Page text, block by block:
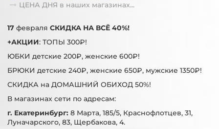
ЦЕНА ДНЯ в наших магазинах...
17 февраля СКИДКА НА ВСЁ 40%!
+АКЦИИ: ТОПЫ 300₽!
ЮБКИ детские 200₽, женские 600₽!
БРЮКИ детские 240₽, женские 650₽, мужские 1350₽!
СКИДКА на ДОМАШНИЙ ОБИХОД 50%!
В магазинах сети по адресам:
г. Екатеринбург: 8 Марта, 185/5, Краснофлотцев, 31,
Луначарского, 83, Щербакова, 4.